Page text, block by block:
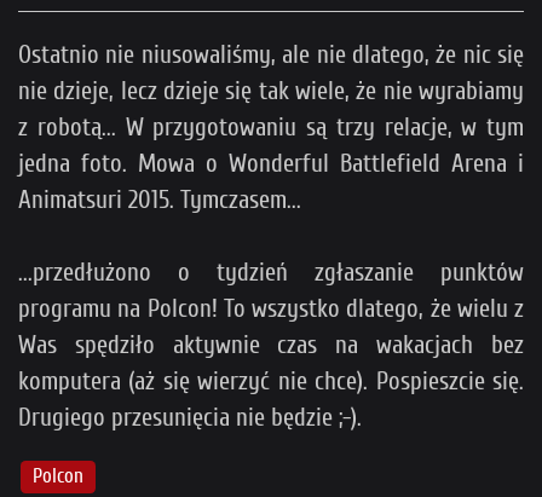
Ostatnio nie niusowaliśmy, ale nie dlatego, że nic się
nie dzieje, lecz dzieje się tak wiele, że nie wyrabiamy
z robotą... W przygotowaniu są trzy relacje, w tym
jedna foto. Mowa o Wonderful Battlefield Arena i
Animatsuri 2015. Tymczasem...
...przedłużono o tydzień zgłaszanie punktów
programu na Polcon! To wszystko dlatego, że wielu z
Was spędziło aktywnie czas na wakacjach bez
komputera (aż się wierzyć nie chce). Pospieszcie się.
Drugiego przesunięcia nie będzie ;-).
Polcon